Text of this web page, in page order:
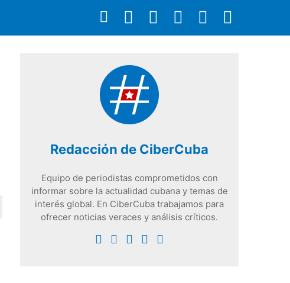
Redacción de CiberCuba
Equipo de periodistas comprometidos con
informar sobre la actualidad cubana y temas de
interés global. En CiberCuba trabajamos para
ofrecer noticias veraces y análisis críticos.